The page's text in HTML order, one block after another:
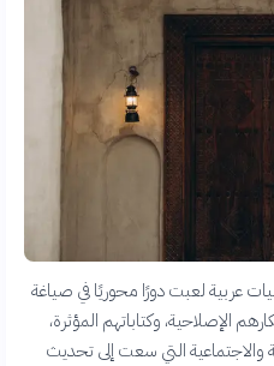
القائمة أبرز 10 شخصيات عربية لعبت دورًا محوريًا في صياغة
الإصلاحية، وكتاباتهم المؤثرة،
والاجتماعية التي سعت إلى تحديث